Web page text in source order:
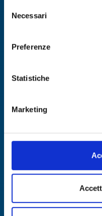
Per conoscere i dettagli,
https://
https://
delNecessari
Preferenze
Statistiche
Marketing
Business request
energetici ibridi
ID: BRNL20260312021